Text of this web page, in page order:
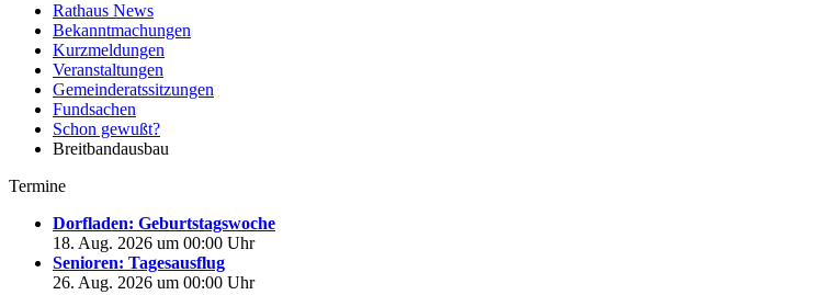
Rathaus News
Bekanntmachungen
Kurzmeldungen
Veranstaltungen
Gemeinderatssitzungen
Fundsachen
Schon gewußt?
Breitbandausbau
Termine
Dorfladen: Geburtstagswoche
18. Aug. 2026 um 00:00 Uhr
Senioren: Tagesausflug
26. Aug. 2026 um 00:00 Uhr